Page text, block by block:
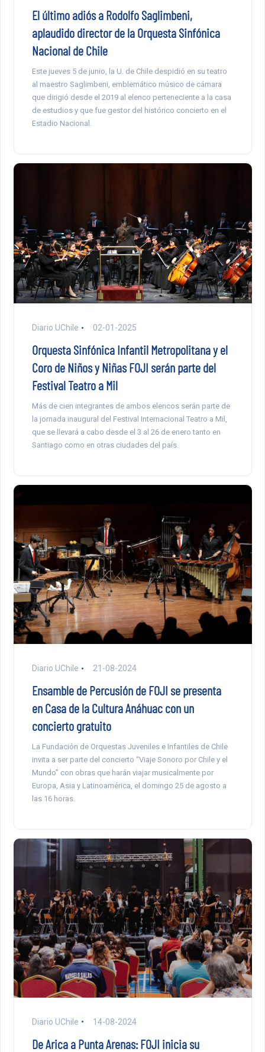
El último adiós a Rodolfo Saglimbeni,
aplaudido director de la Orquesta Sinfónica
Nacional de Chile
Este jueves 5 de junio, la U. de Chile despidió en su teatro
al maestro Saglimbeni, emblemático músico de cámara
que dirigió desde el 2019 al elenco perteneciente a la casa
de estudios y que fue gestor del histórico concierto en el
Estadio Nacional.
Diario UChile 02-01-2025
Orquesta Sinfónica Infantil Metropolitana y el
Coro de Niños y Niñas FOJI serán parte del
Festival Teatro a Mil
Más de cien integrantes de ambos elencos serán parte de
la jornada inaugural del Festival Internacional Teatro a Mil,
que se llevará a cabo desde el 3 al 26 de enero tanto en
Santiago como en otras ciudades del país.
Diario UChile 21-08-2024
Ensamble de Percusión de FOJI se presenta
en Casa de la Cultura Anáhuac con un
concierto gratuito
La Fundación de Orquestas Juveniles e Infantiles de Chile
invita a ser parte del concierto “Viaje Sonoro por Chile y el
Mundo” con obras que harán viajar musicalmente por
Europa, Asia y Latinoamérica, el domingo 25 de agosto a
las 16 horas.
Diario UChile 14-08-2024
De Arica a Punta Arenas: FOJI inicia su